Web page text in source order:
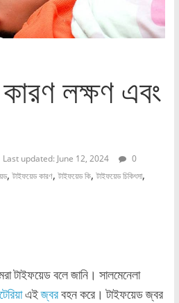
লক্ষণ এবং
Last updated: June 12, 2024
0
,টাইফয়েড কারণ,টাইফয়েড কি,টাইফয়েড চিকিৎসা,
টাইফয়েড বলে জানি। সালমেনেলা
এইজ্বরবহন করে। টাইফয়েড জ্বর